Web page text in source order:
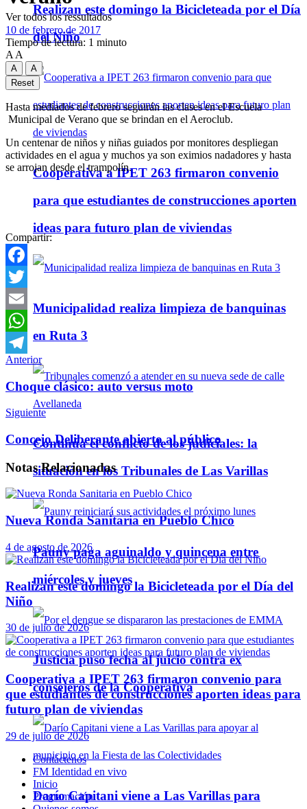
Realizan este domingo la Bicicleteada por el Día
del Niño
Cooperativa a IPET 263 firmaron convenio
para que estudiantes de construcciones aporten
ideas para futuro plan de viviendas
Municipalidad realiza limpieza de banquinas
en Ruta 3
Continúa el conflicto de los judiciales: la
situación en los Tribunales de Las Varillas
Pauny paga aguinaldo y quincena entre
miércoles y jueves
Justicia puso fecha al juicio contra ex
consejeros de la Cooperativa
Darío Capitani viene a Las Varillas para
Ver todos los ressultados
10 de febrero de 2017
Tiempo de lectura: 1 minuto
A A
A
A
Reset
Hasta mediados de febrero seguirán las clases en el Escuela
Municipal de Verano que se brindan en el Aeroclub.
Un centenar de niños y niñas guiados por monitores despliegan
actividades en el agua y muchos ya son eximios nadadores y hasta
se arrojan desde el trampolín.
Compartir:
Facebook
Twitter
Email
WhatsApp
Telegram
Anterior
Choque clásico: auto versus moto
Siguiente
Concejo Deliberante abierto al público
NotasRelacionadas
Nueva Ronda Sanitaria en Pueblo Chico
4 de agosto de 2026
Realizan este domingo la Bicicleteada por el Día del
Niño
30 de julio de 2026
Cooperativa a IPET 263 firmaron convenio para
que estudiantes de construcciones aporten ideas para
futuro plan de viviendas
29 de julio de 2026
Contáctenos
FM Identidad en vivo
Inicio
Programación